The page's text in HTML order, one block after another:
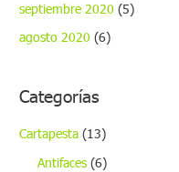
septiembre 2020 (5)
agosto 2020 (6)
Categorías
Cartapesta (13)
Antifaces (6)